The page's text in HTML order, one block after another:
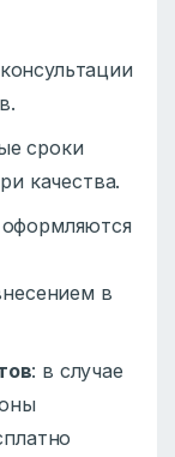
сроки
качества.
в
: в случае